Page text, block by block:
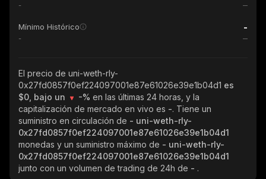
-
Mínimo Histórico -
-
El precio de uni-weth-rly-
0x27fd0857f0ef224097001e87e61026e39e1b04d1 es
$0, bajo un
-% en las últimas 24 horas, y la
capitalización de mercado en vivo es -. Tiene un
suministro en circulación de - uni-weth-rly-
0x27fd0857f0ef224097001e87e61026e39e1b04d1
monedas y un suministro máximo de - uni-weth-rly-
0x27fd0857f0ef224097001e87e61026e39e1b04d1
junto con un volumen de trading de 24h de - .